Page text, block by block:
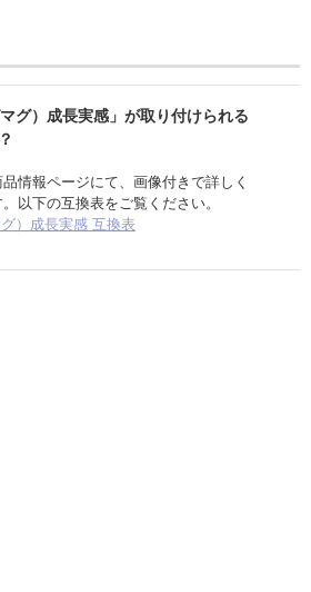
グ）成長実感」が取り付けられる
情報ページにて、画像付きで詳しく
以下の互換表をご覧ください。
）成長実感 互換表